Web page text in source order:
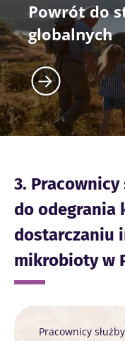
Powrót do
globalnych
3. Pracownicy
do odegrania
dostarczaniu
mikrobioty w
Pracownicy